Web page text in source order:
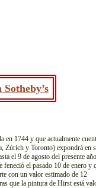
en 1744 y que actualmente
Zúrich y Toronto) expondrá en
el 9 de agosto del presente año.
el pasado 10 de enero y
con un valor estimado de 12
que la pintura de Hirst está